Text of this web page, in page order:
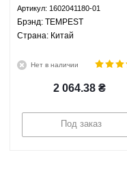
MK GC6 - 1602041180-01
TEMPEST
Артикул: 1602041180-01
Брэнд: TEMPEST
Страна: Китай
Нет в наличии
2 064.38₴
Под заказ